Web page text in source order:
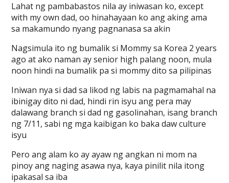
Lahat ng pambabastos nila ay iniwasan ko, except
with my own dad, oo hinahayaan ko ang aking ama
sa makamundo nyang pagnanasa sa akin
Nagsimula ito ng bumalik si Mommy sa Korea 2 years
ago at ako naman ay senior high palang noon, mula
noon hindi na bumalik pa si mommy dito sa pilipinas
Iniwan nya si dad sa likod ng labis na pagmamahal na
ibinigay dito ni dad, hindi rin isyu ang pera may
dalawang branch si dad ng gasolinahan, isang branch
ng 7/11, sabi ng mga kaibigan ko baka daw culture
isyu
Pero ang alam ko ay ayaw ng angkan ni mom na
pinoy ang naging asawa nya, kaya pinilit nila itong
ipakasal sa iba